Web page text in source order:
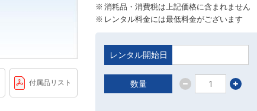
付属品リスト
消耗品・消費税は上記価格に含まれません
レンタル料金には最低料金がございます
レンタル開始日
数量